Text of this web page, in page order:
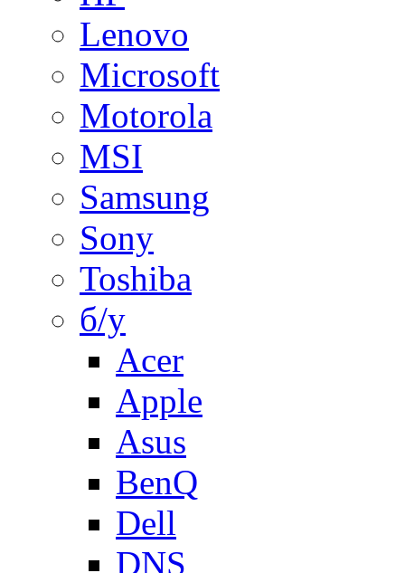
Lenovo
Microsoft
Motorola
MSI
Samsung
Sony
Toshiba
б/у
Acer
Apple
Asus
BenQ
Dell
DNS